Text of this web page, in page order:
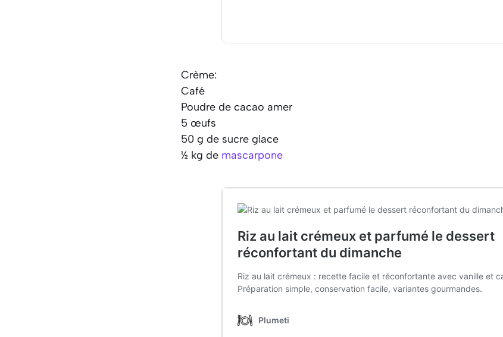
Crème:
Café
Poudre de cacao amer
5 œufs
50 g de sucre glace
½ kg de mascarpone